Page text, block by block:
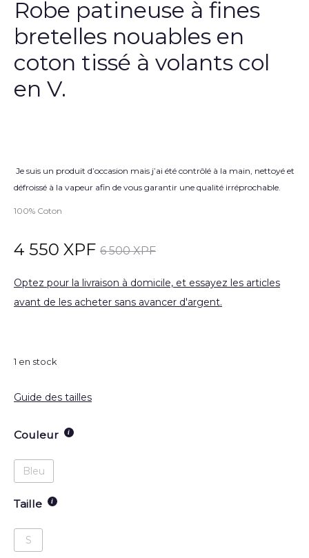
Robe patineuse à fines
bretelles nouables en
coton tissé à volants col
en V.
Je suis un produit d’occasion mais j’ai été contrôlé à la main, nettoyé et
défroissé à la vapeur afin de vous garantir une qualité irréprochable.
100% Coton
6 500XPF
4 550 XPF
Optez pour la livraison à domicile, et essayez les articles
avant de les acheter sans avancer d'argent.
1 en stock
Guide des tailles
Couleur
Bleu
Taille
S